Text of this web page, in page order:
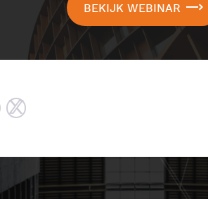
BEKIJK WEBINAR